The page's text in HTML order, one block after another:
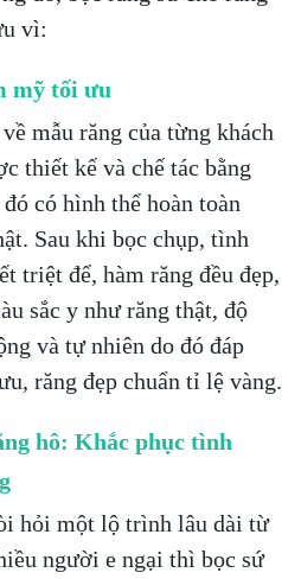
vì:
mỹ tối ưu
mẫu răng của từng khách
thiết kế và chế tác bằng
có hình thể hoàn toàn
Sau khi bọc chụp, tình
triệt để, hàm răng đều đẹp,
sắc y như răng thật, độ
và tự nhiên do đó đáp
răng đẹp chuẩn tỉ lệ vàng.
hô: Khắc phục tình
hỏi một lộ trình lâu dài từ
người e ngại thì bọc sứ